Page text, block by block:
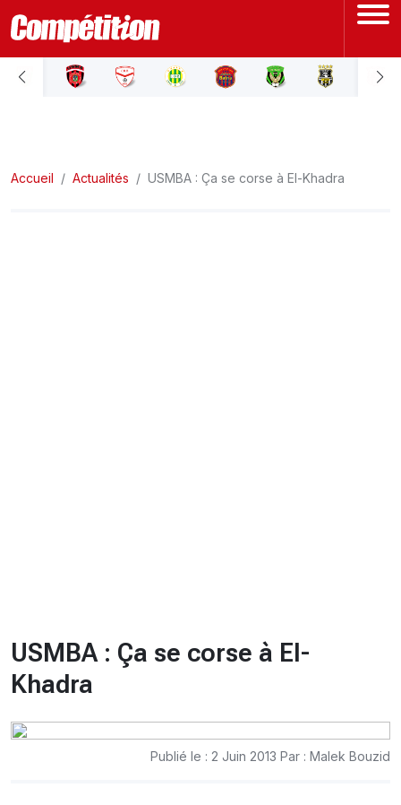
ACCUEIL
LIGUE 2
Accueil Actualités USMBA : Ça se corse à El-Khadra
USMBA : Ça se corse à El-
Khadra
Publié le : 2 Juin 2013 Par : Malek Bouzid